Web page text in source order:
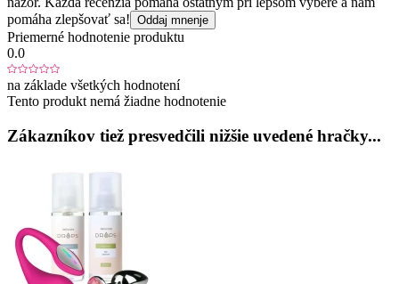
pomáha zlepšovať sa! Oddaj mnenje
Priemerné hodnotenie produktu
0.0
na základe všetkých hodnotení
Tento produkt nemá žiadne hodnotenie
Zákazníkov tiež presvedčili nižšie uvedené hračky...